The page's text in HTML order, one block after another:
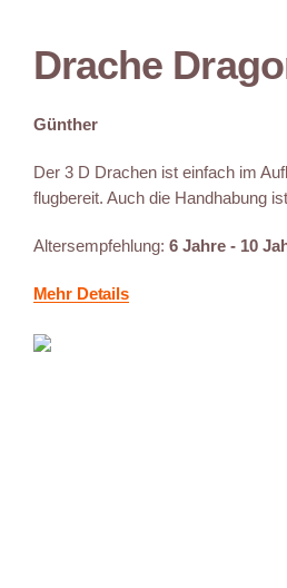
Drache
Günther
Der 3 D Drachen ist einfach im
flugbereit. Auch die Handhabung
Altersempfehlung: 6 Jahre - 10
Mehr Details